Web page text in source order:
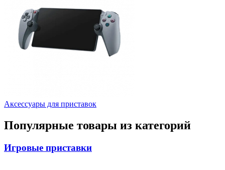
Аксессуары для приставок
Популярные товары из категорий
Игровые приставки